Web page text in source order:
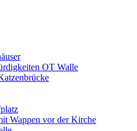
OT Walle
Wappen vor der Kirche